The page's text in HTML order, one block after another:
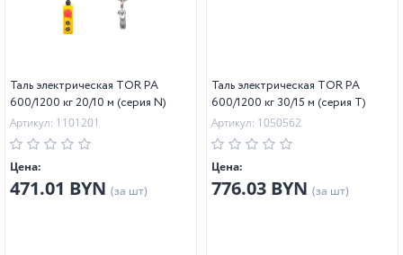
Таль электрическая TOR PA
600/1200 кг 20/10 м (серия N)
Артикул: 1101201
Цена:
471.01 BYN (за шт)
Таль электрическая TOR PA
600/1200 кг 30/15 м (серия T)
Артикул: 1050562
Цена:
776.03 BYN (за шт)